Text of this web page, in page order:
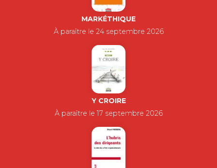
MARKÉTHIQUE
À paraître le 24 septembre 2026
Y CROIRE
À paraître le 17 septembre 2026